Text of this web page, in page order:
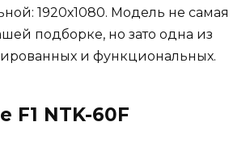
1920х1080. Модель не самая
подборке, но зато одна из
и функциональных.
F1 NTK-60F